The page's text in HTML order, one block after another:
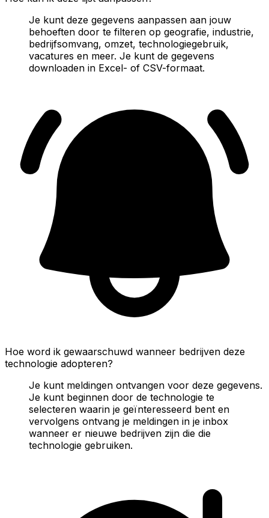
Je kunt deze gegevens aanpassen aan jouw
behoeften door te filteren op geografie, industrie,
bedrijfsomvang, omzet, technologiegebruik,
vacatures en meer. Je kunt de gegevens
downloaden in Excel- of CSV-formaat.
Hoe word ik gewaarschuwd wanneer bedrijven deze
technologie adopteren?
Je kunt meldingen ontvangen voor deze gegevens.
Je kunt beginnen door de technologie te
selecteren waarin je geïnteresseerd bent en
vervolgens ontvang je meldingen in je inbox
wanneer er nieuwe bedrijven zijn die die
technologie gebruiken.